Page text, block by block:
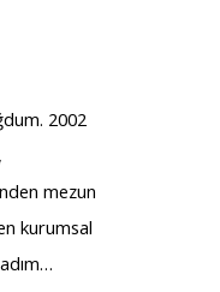
2002
mezun
kurumsal